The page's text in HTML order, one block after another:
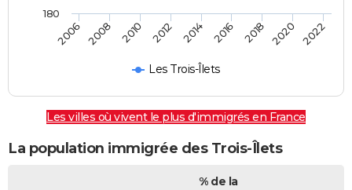
Les Trois-Îlets
2006 2008 2010 2012 2014 2016 2018 2020 2022
180
Les villes où vivent le plus d'immigrés en France
La population immigrée des Trois-Îlets
% de la